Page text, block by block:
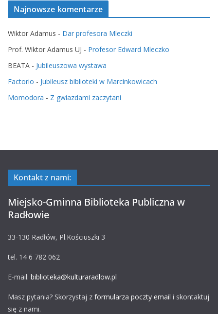
Najnowsze komentarze
Wiktor Adamus - Dar profesora Mleczki
Prof. Wiktor Adamus UJ - Profesor Edward Mleczko
BEATA - Jubileuszowa wystawa
Factorio - Jubileusz biblioteki w Marcinkowicach
Momodora - Z gwiazdami zaczytani
Kontakt z nami:
Miejsko-Gminna Biblioteka Publiczna w
Radłowie
33-130 Radłów, Pl.Kościuszki 3
tel. 14 6 782 062
E-mail: biblioteka@kulturaradlow.pl
Masz pytania? Skorzystaj z formularza poczty email i skontaktuj
się z nami.